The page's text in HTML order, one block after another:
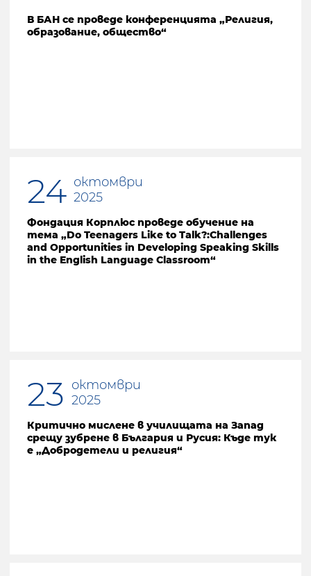
В БАН се проведе конференцията „Религия,
образование, общество“
24 октомври
2025
Фондация Корплюс проведе обучение на
тема „Do Teenagers Like to Talk?:Challenges
and Opportunities in Developing Speaking Skills
in the English Language Classroom“
23 октомври
2025
Критично мислене в училищата на Запад
срещу зубрене в България и Русия: Къде тук
е „Добродетели и религия“